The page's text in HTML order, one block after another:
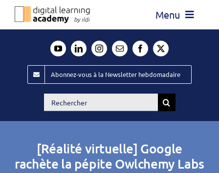
Passer
Menu
Évènements ILDI
Offres d’emploi
Publiez
Abonnez-vous à la Newsletter hebdomadaire
Rechercher:
[Réalité virtuelle] Google
rachète la pépite Owlchemy Labs